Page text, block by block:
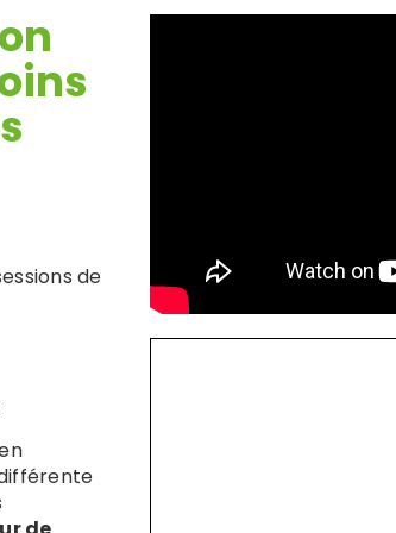
Black Belt Lean Six
Sigma E-learning
de